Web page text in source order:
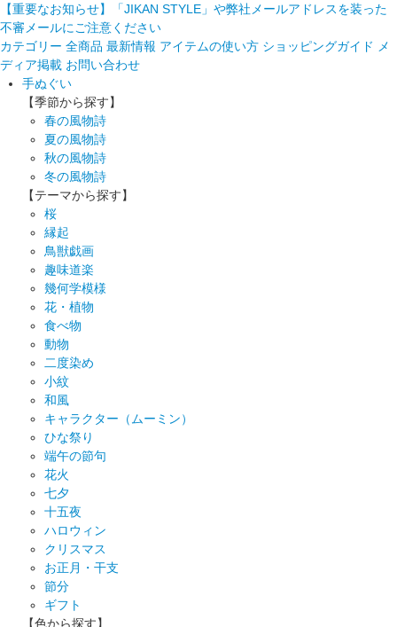
【重要なお知らせ】「JIKAN STYLE」や弊社メールアドレスを装った
不審メールにご注意ください
カテゴリー 全商品 最新情報 アイテムの使い方 ショッピングガイド
メ
ディア掲載 お問い合わせ
手ぬぐい
【季節から探す】
春の風物詩
夏の風物詩
秋の風物詩
冬の風物詩
【テーマから探す】
桜
縁起
鳥獣戯画
趣味道楽
幾何学模様
花・植物
食べ物
動物
二度染め
小紋
和風
キャラクター（ムーミン）
ひな祭り
端午の節句
花火
七夕
十五夜
ハロウィン
クリスマス
お正月・干支
節分
ギフト
【色から探す】